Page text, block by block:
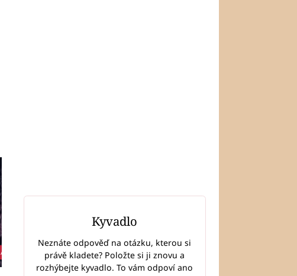
ASTROČLÁNKY
Kyvadlo
Neznáte odpověď na otázku, kterou si
právě kladete? Položte si ji znovu a
rozhýbejte kyvadlo. To vám odpoví ano